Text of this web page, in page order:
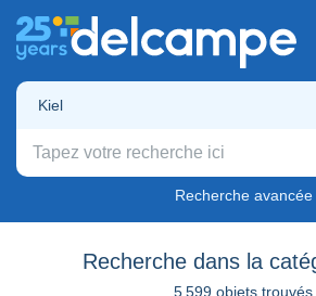
Kiel
Recherche avancée
Recherche dans la
5 599 objets trouvés